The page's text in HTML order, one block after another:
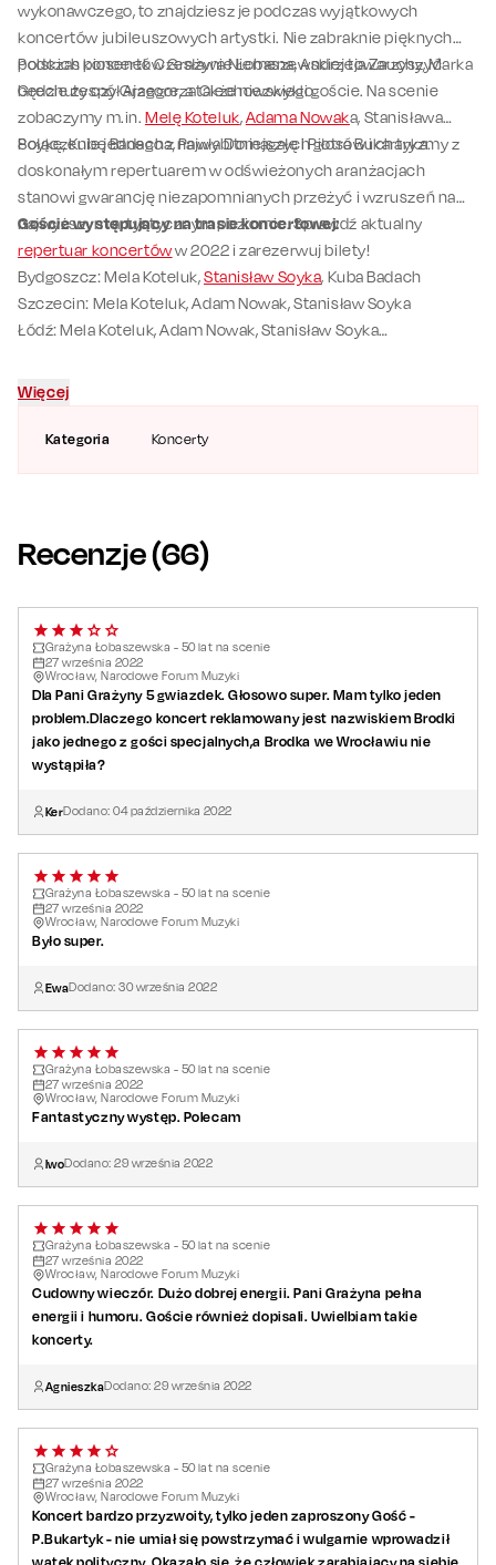
Kategoria Koncerty
wykonawczego, to znajdziesz je podczas wyjątkowych
koncertów jubileuszowych artystki. Nie zabraknie pięknych
polskich piosenek Czesława Niemena, Andrzeja Zauchy, Marka
Grechuty czy Grzegorza Ciechowskiego.
Podczas koncertów Grażynie Łobaszewskiej towarzyszyć
będzie zespół Ajagore, a także niezwykli goście. Na scenie
zobaczymy m.in. Melę Koteluk,Adama Nowaka, Stanisława
Soykę, Kubę Badacha, Pawła Domagałę i Piotra Bukartyka.
Połączenie jednego z najwybitniejszych głosów i charyzmy z
doskonałym repertuarem w odświeżonych aranżacjach
stanowi gwarancję niezapomnianych przeżyć i wzruszeń na
najwyższym artystycznym poziomie. Sprawdź aktualny
repertuar koncertóww 2022 i zarezerwuj bilety!
Goście występujący na trasie koncertowej:
Bydgoszcz: Mela Koteluk,Stanisław Soyka, Kuba Badach
Szczecin: Mela Koteluk, Adam Nowak, Stanisław Soyka
Łódź: Mela Koteluk, Adam Nowak, Stanisław Soyka
Więcej
Recenzje (66)
Grażyna Łobaszewska - 50 lat na scenie
27 września 2022
Wrocław, Narodowe Forum Muzyki
Dla Pani Grażyny 5 gwiazdek. Głosowo super. Mam tylko jeden
problem.Dlaczego koncert reklamowany jest nazwiskiem Brodki
jako jednego z gości specjalnych,a Brodka we Wrocławiu nie
wystąpiła?
KerDodano:04 października 2022
Grażyna Łobaszewska - 50 lat na scenie
27 września 2022
Wrocław, Narodowe Forum Muzyki
Było super.
EwaDodano:30 września 2022
Grażyna Łobaszewska - 50 lat na scenie
27 września 2022
Wrocław, Narodowe Forum Muzyki
Fantastyczny występ. Polecam
IwoDodano:29 września 2022
Grażyna Łobaszewska - 50 lat na scenie
27 września 2022
Wrocław, Narodowe Forum Muzyki
Cudowny wieczór. Dużo dobrej energii. Pani Grażyna pełna
energii i humoru. Goście również dopisali. Uwielbiam takie
koncerty.
AgnieszkaDodano:29 września 2022
Grażyna Łobaszewska - 50 lat na scenie
27 września 2022
Wrocław, Narodowe Forum Muzyki
Koncert bardzo przyzwoity, tylko jeden zaproszony Gość -
P.Bukartyk - nie umiał się powstrzymać i wulgarnie wprowadził